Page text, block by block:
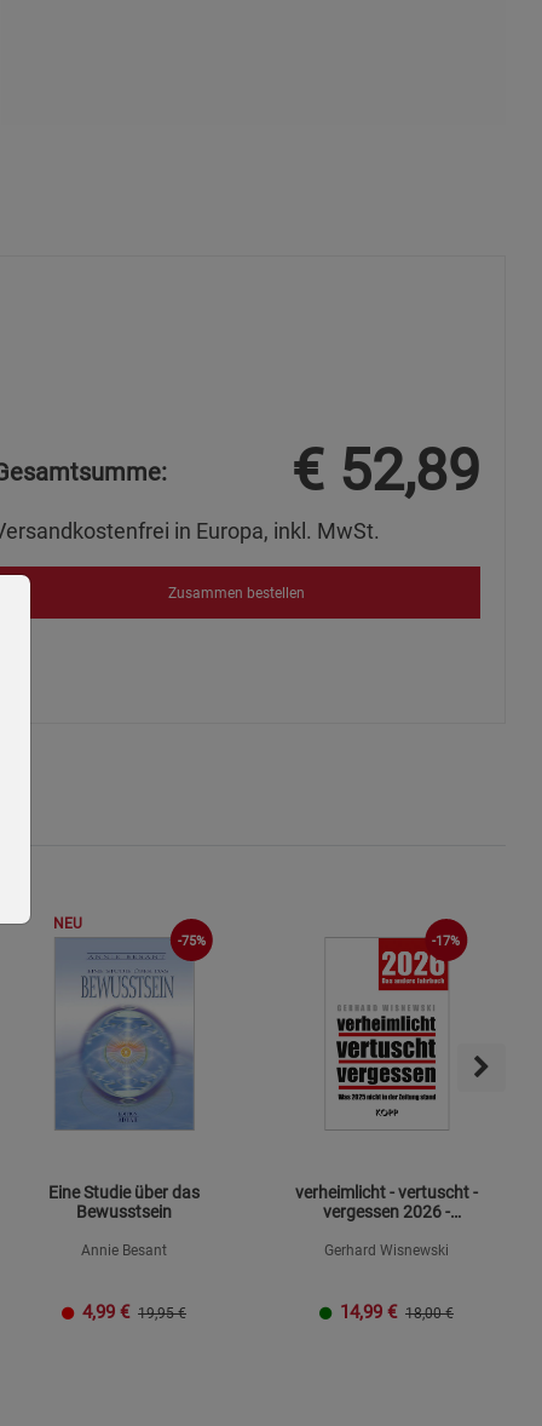
€ 52,89
in Europa, inkl. MwSt.
Zusammen bestellen
NEU
-75%
Eine Studie über das
Bewusstsein
Annie Besant
4,99 € 19,95 €
-17%
verheimlicht - vertuscht -
vergessen 2026 -
Gerhard Wisnewski
14,99 € 18,00 €